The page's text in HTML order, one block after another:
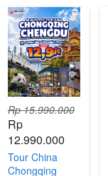
Rp 15.990.000
Rp
12.990.000
Tour China
Chongqing